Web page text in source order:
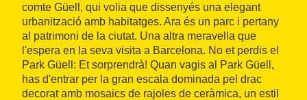
comte Güell, qui volia que dissenyés una elegant
urbanització amb habitatges. Ara és un parc i pertany
al patrimoni de la ciutat. Una altra meravella que
l'espera en la seva visita a Barcelona. No et perdis el
Park Güell: Et sorprendrà! Quan vagis al Park Güell,
has d'entrar per la gran escala dominada pel drac
decorat amb mosaics de rajoles de ceràmica, un estil